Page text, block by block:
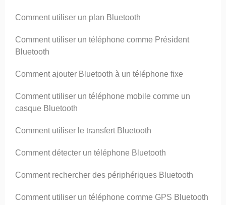
Comment utiliser un plan Bluetooth
Comment utiliser un téléphone comme Président
Bluetooth
Comment ajouter Bluetooth à un téléphone fixe
Comment utiliser un téléphone mobile comme un
casque Bluetooth
Comment utiliser le transfert Bluetooth
Comment détecter un téléphone Bluetooth
Comment rechercher des périphériques Bluetooth
Comment utiliser un téléphone comme GPS Bluetooth